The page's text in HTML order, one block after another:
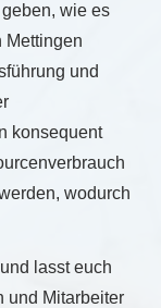
wie es
Mettingen
und
konsequent
wodurch
lasst euch
und Mitarbeiter